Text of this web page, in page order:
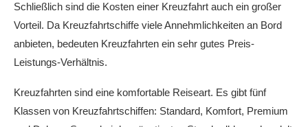
Schließlich sind die Kosten einer Kreuzfahrt auch ein großer
Vorteil. Da Kreuzfahrtschiffe viele Annehmlichkeiten an Bord
anbieten, bedeuten Kreuzfahrten ein sehr gutes Preis-
Leistungs-Verhältnis.
Kreuzfahrten sind eine komfortable Reiseart. Es gibt fünf
Klassen von Kreuzfahrtschiffen: Standard, Komfort, Premium